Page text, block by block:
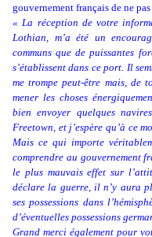
gouvernement français de ne
« La réception de votre
Lothian, m’a été un
communs que de puissantes
s’établissent dans ce port. Il
me trompe peut-être mais, de
mener les choses
bien envoyer quelques
Freetown, et j’espère qu’à ce
Mais ce qui importe
comprendre au gouvernement
le plus mauvais effet sur
déclare la guerre, il n’y aura
ses possessions dans
d’éventuelles possessions
Grand merci également pour